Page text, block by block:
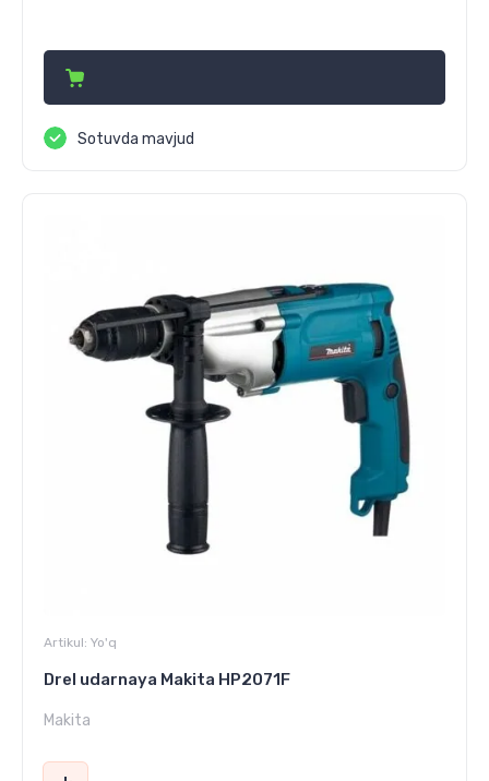
Sotuvda mavjud
Artikul: Yo'q
Drel udarnaya Makita HP2071F
Makita